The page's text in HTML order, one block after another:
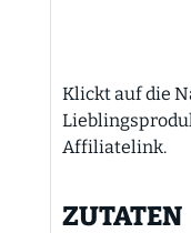
Klickt auf die Namen, um zu meinen
Affiliatelink.
ZUTATEN